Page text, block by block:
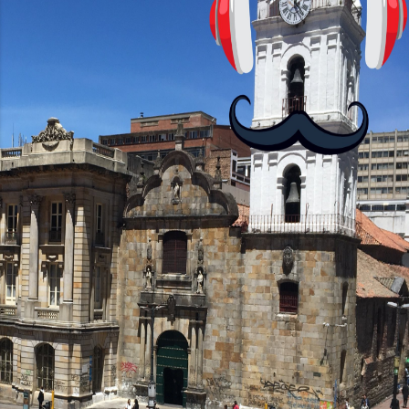
convierta en jugadores de ajedrez? Aún
no podrás jugar contra otros humanos
La aplicación Duolingo fue lanzada en
2012 y cuenta con más de 37 millones
de usuarios activos diarios. Desde 2022,
ha empeza...